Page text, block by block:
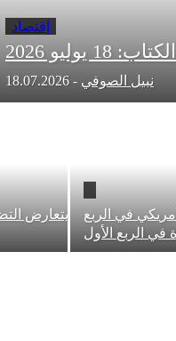
الصوفي -
18.07.2026
الربع
الأول
يتعارض التضخم